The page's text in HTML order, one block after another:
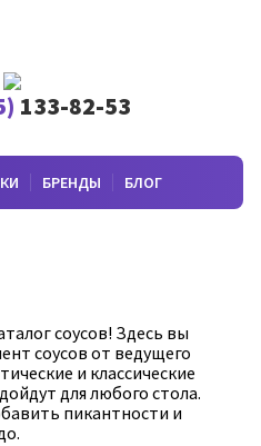
133-82-53
БРЕНДЫ БЛОГ
соусов! Здесь вы
соусов от ведущего
и классические
для любого стола.
пикантности и